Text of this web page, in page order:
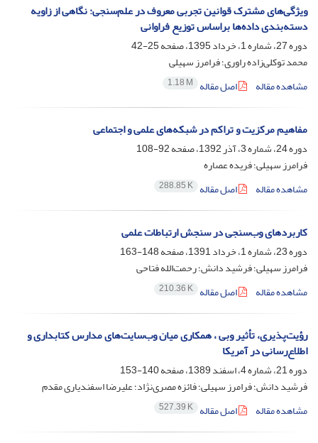
ویژگی‏‌های مشترک قوانین تجربی معروف در علم‏‌سنجی: نگاهی از زاویه
دسته‏‌بندی داده‌‏ها براساس توزیع فراوانی
دوره 27، شماره 1، خرداد 1395، صفحه
25-42
محمد توکلی‌زاده راوری؛ فرامرز سهیلی
مشاهده مقاله
اصل مقاله 1.18 M
مفاهیم مرکزیت و تراکم در شبکه‌های علمی و اجتماعی
دوره 24، شماره 3، آذر 1392، صفحه
92-108
فرامرز سهیلی؛ فریده عصاره
مشاهده مقاله
اصل مقاله 288.85 K
کاربردهای وب‌سنجی در سنجش ارتباطات علمی
دوره 23، شماره 1، خرداد 1391، صفحه
148-163
فرامرز سهیلی؛ فرشید دانش؛ رحمت‌الله فتاحی
مشاهده مقاله
اصل مقاله 210.36 K
رؤیت‌پذیری، تأثیر وبی ، همکاری میان وب‌سایت‌های مدارس کتابداری و
اطلاع‌رسانی در آمریکا
دوره 21، شماره 4، اسفند 1389، صفحه
140-153
فرشید دانش؛ فرامرز سهیلی؛ فائزه مصری‌نژاد؛ علیرضا اسفندیاری مقدم
مشاهده مقاله
اصل مقاله 527.39 K